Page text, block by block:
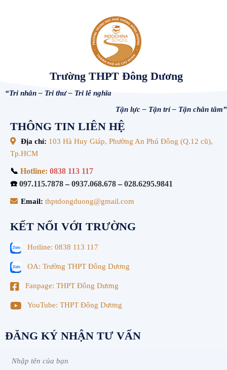
Trường THPT Đông Dương
“Tri nhân – Tri thư – Tri lễ nghĩa
Tận lực – Tận trí – Tận chân tâm”
THÔNG TIN LIÊN HỆ
Địa chỉ: 103 Hà Huy Giáp, Phường An Phú Đông (Q.12 cũ),
Tp.HCM
📞 Hotline: 0838 113 117
☎️ 097.115.7878–0937.068.678–028.6295.9841
Email: thptdongduong@gmail.com
KẾT NỐI VỚI TRƯỜNG
Hotline: 0838 113 117
OA: Trường THPT Đông Dương
Fanpage: THPT Đông Dương
YouTube: THPT Đông Dương
ĐĂNG KÝ NHẬN TƯ VẤN